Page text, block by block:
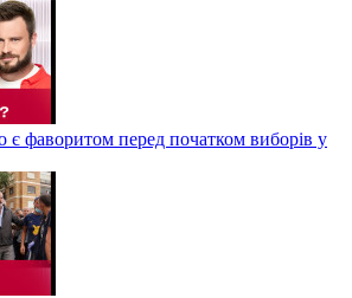
є фаворитом перед початком виборів у